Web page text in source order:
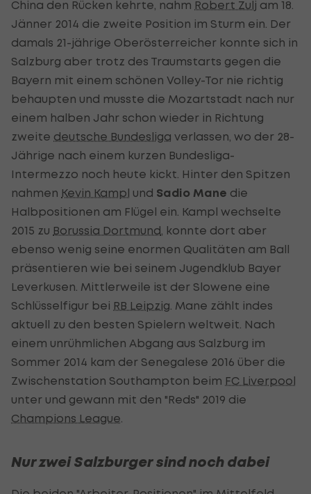
China den Rücken kehrte, nahm Robert Zulj am 18.
Jänner 2014 die zweite Position im Sturm ein. Der
damals 21-jährige Oberösterreicher konnte sich in
Salzburg aber trotz des Traumstarts gegen die
Bayern mit einem schönen Volley-Tor nie richtig
behaupten und musste die Mozartstadt nach nur
einem halben Jahr schon wieder in Richtung
zweite deutsche Bundesliga verlassen, wo der 28-
Jährige nach einem kurzen Bundesliga-
Intermezzo noch heute kickt. Hinter den Spitzen
nahmen Kevin Kampl und Sadio Mane die
Halbpositionen am Flügel ein. Kampl wechselte
2015 zu Borussia Dortmund , konnte dort aber
ebenso wenig seine enormen Qualitäten am Ball
präsentieren wie bei seinem Jugendklub Bayer
Leverkusen. Mittlerweile ist der Slowene eine
Schlüsselfigur bei RB Leipzig . Mane zählt indes
aktuell zu den besten Spielern weltweit. Nach
einem unrühmlichen Abgang aus Salzburg im
Sommer 2014 kam der Senegalese 2016 über die
Zwischenstation Southampton beim FC Liverpool
unter und gewann mit den "Reds" 2019 die
Champions League
Nur zwei Salzburger sind noch dabei